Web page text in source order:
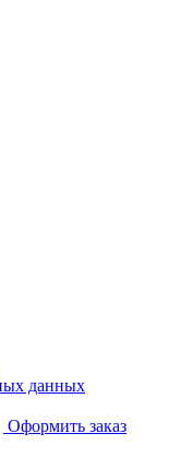
данных
Оформить заказ